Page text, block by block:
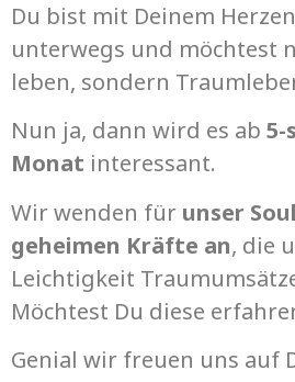
Du bist mit Deinem
unterwegs und möchtest
leben, sondern
Nun ja, dann wird es ab 5-
Monat interessant.
Wir wenden für unser
geheimen Kräfte an, die
Leichtigkeit
Möchtest Du diese
Genial wir freuen uns auf